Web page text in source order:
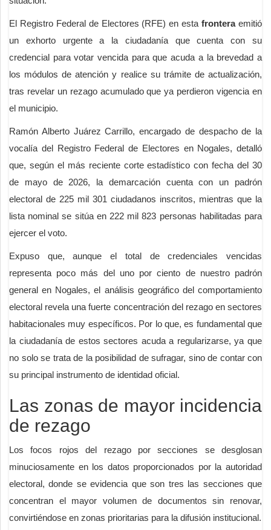
El Registro Federal de Electores (RFE) en estafronteraemitió
un exhorto urgente a la ciudadanía que cuenta con su
credencial para votar vencida para que acuda a la brevedad a
los módulos de atención y realice su trámite de actualización,
tras revelar un rezago acumulado que ya perdieron vigencia en
el municipio.
Ramón Alberto Juárez Carrillo, encargado de despacho de la
vocalía del Registro Federal de Electores en Nogales, detalló
que, según el más reciente corte estadístico con fecha del 30
de mayo de 2026, la demarcación cuenta con un padrón
electoral de 225 mil 301 ciudadanos inscritos, mientras que la
lista nominal se sitúa en 222 mil 823 personas habilitadas para
ejercer el voto.
Expuso que, aunque el total de credenciales vencidas
representa poco más del uno por ciento de nuestro padrón
general en Nogales, el análisis geográfico del comportamiento
electoral revela una fuerte concentración del rezago en sectores
habitacionales muy específicos. Por lo que, es fundamental que
la ciudadanía de estos sectores acuda a regularizarse, ya que
no solo se trata de la posibilidad de sufragar, sino de contar con
su principal instrumento de identidad oficial.
Las zonas de mayor incidencia
de rezago
Los focos rojos del rezago por secciones se desglosan
minuciosamente en los datos proporcionados por la autoridad
electoral, donde se evidencia que son tres las secciones que
concentran el mayor volumen de documentos sin renovar,
convirtiéndose en zonas prioritarias para la difusión institucional.